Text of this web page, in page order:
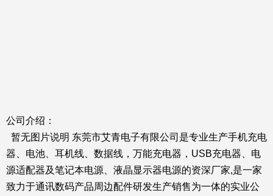
公司介绍：
暂无图片说明 东莞市艾青电子有限公司是专业生产手机充电
器、电池、耳机线、数据线，万能充电器，USB充电器、电
源适配器及笔记本电源、液晶显示器电源的资深厂家,是一家
致力于通讯数码产品周边配件研发生产销售为一体的实业公